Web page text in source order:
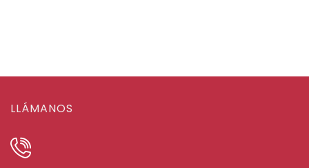
LLÁMANOS